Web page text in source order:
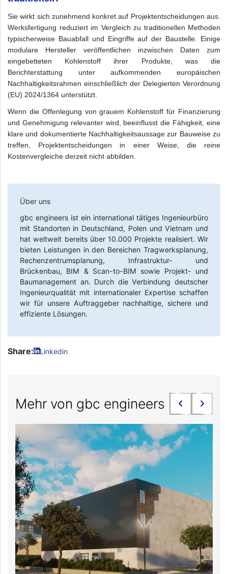
Sie wirkt sich zunehmend konkret auf Projektentscheidungen aus.
Werksfertigung reduziert im Vergleich zu traditionellen Methoden
typischerweise Bauabfall und Eingriffe auf der Baustelle. Einige
modulare Hersteller veröffentlichen inzwischen Daten zum
eingebetteten Kohlenstoff ihrer Produkte, was die
Berichterstattung unter aufkommenden europäischen
Nachhaltigkeitsrahmen einschließlich der Delegierten Verordnung
(EU) 2024/1364 unterstützt.
Wenn die Offenlegung von grauem Kohlenstoff für Finanzierung
und Genehmigung relevanter wird, beeinflusst die Fähigkeit, eine
klare und dokumentierte Nachhaltigkeitsaussage zur Bauweise zu
treffen, Projektentscheidungen in einer Weise, die reine
Kostenvergleiche derzeit nicht abbilden.
Über uns
gbc engineers ist ein international tätiges Ingenieurbüro
mit Standorten in Deutschland, Polen und Vietnam und
hat weltweit bereits über 10.000 Projekte realisiert. Wir
bieten Leistungen in den Bereichen Tragwerksplanung,
Rechenzentrumsplanung, Infrastruktur- und
Brückenbau, BIM & Scan-to-BIM sowie Projekt- und
Baumanagement an. Durch die Verbindung deutscher
Ingenieurqualität mit internationaler Expertise schaffen
wir für unsere Auftraggeber nachhaltige, sichere und
effiziente Lösungen.
Share: Linkedin
Mehr von gbc engineers